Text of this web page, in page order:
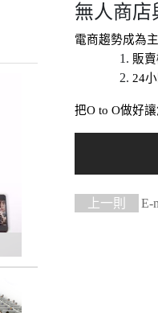
無人商店
電商趨勢成為
販
24
把O to O做好
上一則 E-